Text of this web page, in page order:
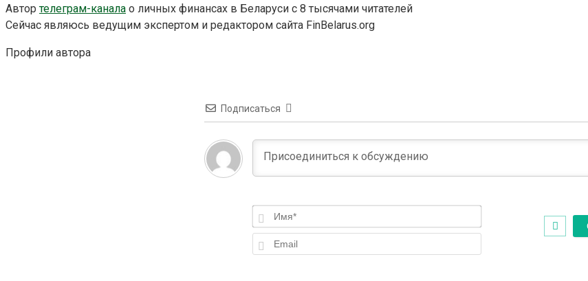
Автортелеграм-канала о личных финансах в Беларуси с 8 тысячами читателей
Сейчас являюсь ведущим экспертом и редактором сайта FinBelarus.org
Профили автора
Подписаться